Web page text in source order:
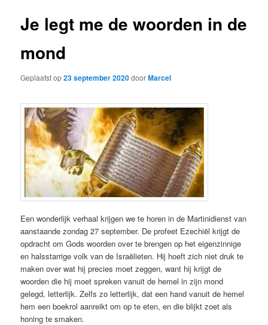
Je legt me de woorden in de
mond
Geplaatst op23 september 2020doorMarcel
Een wonderlijk verhaal krijgen we te horen in de Martinidienst van
aanstaande zondag 27 september. De profeet Ezechiël krijgt de
opdracht om Gods woorden over te brengen op het eigenzinnige
en halsstarrige volk van de Israëlieten. Hij hoeft zich niet druk te
maken over wat hij precies moet zeggen, want hij krijgt de
woorden die hij moet spreken vanuit de hemel in zijn mond
gelegd, letterlijk. Zelfs zo letterlijk, dat een hand vanuit de hemel
hem een boekrol aanreikt om op te eten, en die blijkt zoet als
honing te smaken.